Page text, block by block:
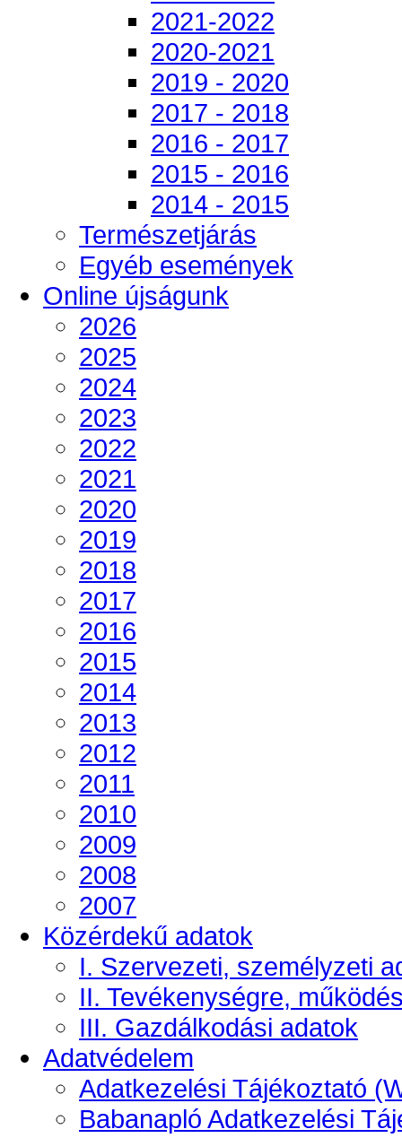
2021-2022
2020-2021
2019 - 2020
2017 - 2018
2016 - 2017
2015 - 2016
2014 - 2015
Természetjárás
Egyéb események
Online újságunk
2026
2025
2024
2023
2022
2021
2020
2019
2018
2017
2016
2015
2014
2013
2012
2011
2010
2009
2008
2007
Közérdekű adatok
I. Szervezeti, személyzeti
II. Tevékenységre,
III. Gazdálkodási adatok
Adatvédelem
Adatkezelési Tájékoztató
Babanapló Adatkezelési